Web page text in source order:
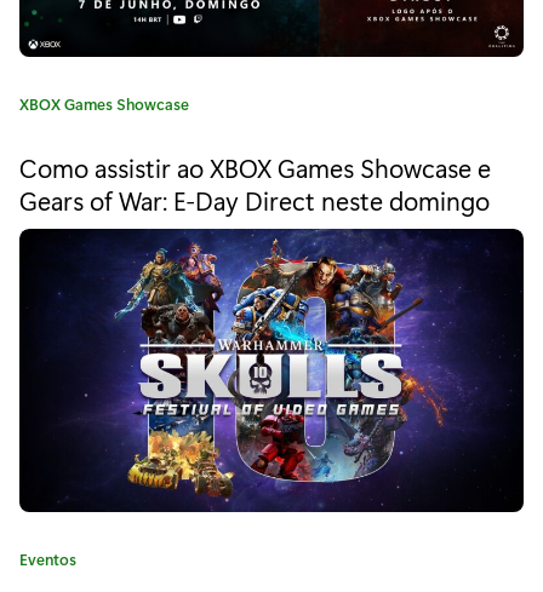
o
o
m
i
n
g
o
,
1
3
C
e
g
o
a
XBOX Games Showcase
Como assistir ao XBOX Games Showcase e
Gears of War: E-Day Direct neste domingo
C
Eventos